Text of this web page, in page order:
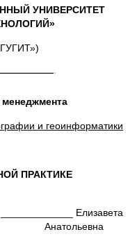
УНИВЕРСИТЕТ
менеджмента
и геоинформатики
ПРАКТИКЕ
Елизавета
Анатольевна